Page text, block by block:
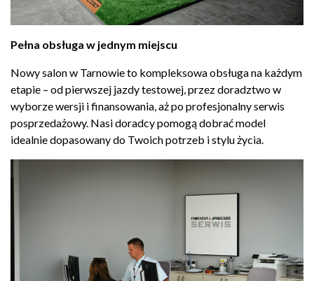
Pełna obsługa w jednym miejscu
Nowysalon w Tarnowie to kompleksowa obsługa na każdym
etapie – odpierwszej jazdy testowej, przez doradztwo w
wyborze wersji ifinansowania, aż po profesjonalnyserwis
posprzedażowy. Nasi doradcy pomogą dobraćmodel
idealnie dopasowanydo Twoich potrzeb istylu życia.